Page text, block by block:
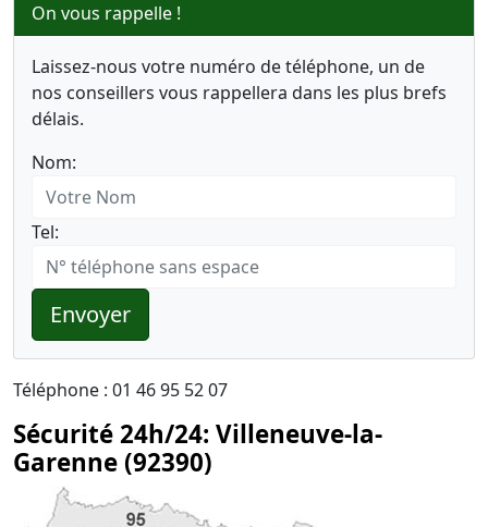
On vous rappelle !
Laissez-nous votre numéro de téléphone, un de
nos conseillers vous rappellera dans les plus brefs
délais.
Nom:
Tel:
Envoyer
Téléphone : 01 46 95 52 07
Sécurité 24h/24: Villeneuve-la-
Garenne (92390)